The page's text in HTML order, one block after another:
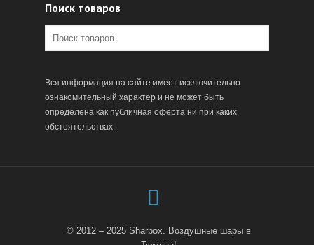
Поиск товаров
Вся информация на сайте имеет исключительно
ознакомительный характер и не может быть
определена как публичная оферта ни при каких
обстоятельствах.
© 2012 – 2025 Sharbox. Воздушные шары в